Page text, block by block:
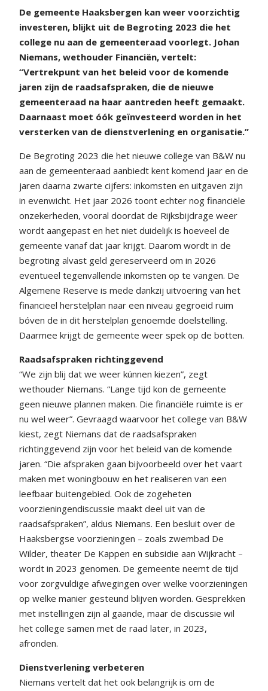
De gemeente Haaksbergen kan weer voorzichtig
investeren, blijkt uit de Begroting 2023 die het
college nu aan de gemeenteraad voorlegt. Johan
Niemans, wethouder Financiën, vertelt:
“Vertrekpunt van het beleid voor de komende
jaren zijn de raadsafspraken, die de nieuwe
gemeenteraad na haar aantreden heeft gemaakt.
Daarnaast moet óók geïnvesteerd worden in het
versterken van de dienstverlening en organisatie.”
De Begroting 2023 die het nieuwe college van B&W nu
aan de gemeenteraad aanbiedt kent komend jaar en de
jaren daarna zwarte cijfers: inkomsten en uitgaven zijn
in evenwicht. Het jaar 2026 toont echter nog financiële
onzekerheden, vooral doordat de Rijksbijdrage weer
wordt aangepast en het niet duidelijk is hoeveel de
gemeente vanaf dat jaar krijgt. Daarom wordt in de
begroting alvast geld gereserveerd om in 2026
eventueel tegenvallende inkomsten op te vangen. De
Algemene Reserve is mede dankzij uitvoering van het
financieel herstelplan naar een niveau gegroeid ruim
bóven de in dit herstelplan genoemde doelstelling.
Daarmee krijgt de gemeente weer spek op de botten.
Raadsafspraken richtinggevend
“We zijn blij dat we weer kúnnen kiezen”, zegt
wethouder Niemans. “Lange tijd kon de gemeente
geen nieuwe plannen maken. Die financiële ruimte is er
nu wel weer”. Gevraagd waarvoor het college van B&W
kiest, zegt Niemans dat de raadsafspraken
richtinggevend zijn voor het beleid van de komende
jaren. “Die afspraken gaan bijvoorbeeld over het vaart
maken met woningbouw en het realiseren van een
leefbaar buitengebied. Ook de zogeheten
voorzieningendiscussie maakt deel uit van de
raadsafspraken”, aldus Niemans. Een besluit over de
Haaksbergse voorzieningen – zoals zwembad De
Wilder, theater De Kappen en subsidie aan Wijkracht –
wordt in 2023 genomen. De gemeente neemt de tijd
voor zorgvuldige afwegingen over welke voorzieningen
op welke manier gesteund blijven worden. Gesprekken
met instellingen zijn al gaande, maar de discussie wil
het college samen met de raad later, in 2023,
afronden.
Dienstverlening verbeteren
Niemans vertelt dat het ook belangrijk is om de